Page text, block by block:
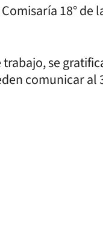
18°
se
comunicar al